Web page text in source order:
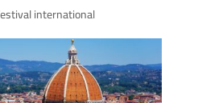
international